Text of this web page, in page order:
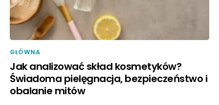
GŁÓWNA
Jak analizować skład kosmetyków?
Świadoma pielęgnacja, bezpieczeństwo i
obalanie mitów